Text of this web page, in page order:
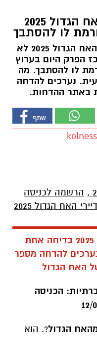
צוחק או לא צוחק?. האח הגדול 2025
לו להסתבך
מלחמה או לא מלחמה דיירי האח הגדול 2025 לא
הפרק היום בערוץ
לו להסתבך. מה
נערכים להדחה
, הרשמה לכניסה
דיירי האח הגדול 2025
היה או לא היה?. האח הגדול 2025 בדיחה אחת
להדחה מספר
הכניסה
מהאח הגדול?. הוא